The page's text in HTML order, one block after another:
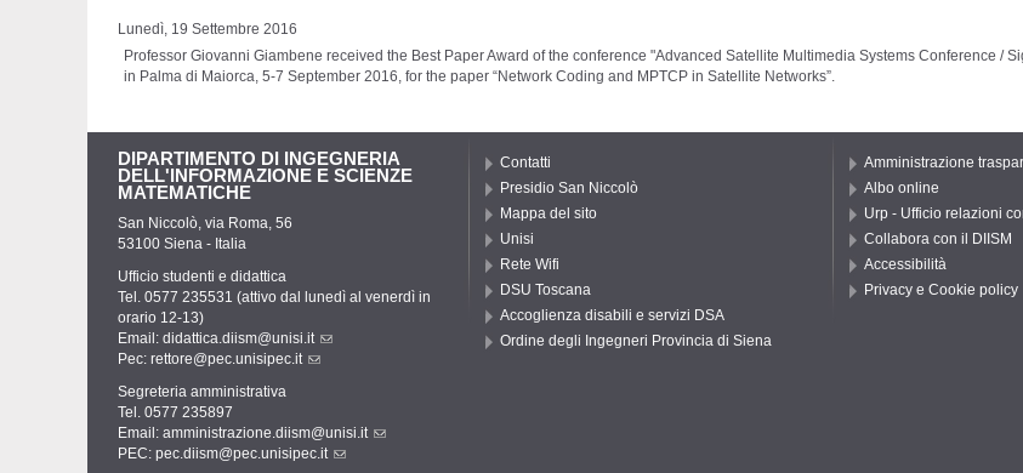
Lunedì, 19 Settembre 2016
Professor Giovanni Giambene received the Best Paper Award of the conference "Advanced Satellite Multimedia Systems Conference /
in Palma di Maiorca, 5-7 September 2016, for the paper “Network Coding and MPTCP in Satellite Networks”.
DIPARTIMENTO DI INGEGNERIA
DELL'INFORMAZIONE E SCIENZE
MATEMATICHE
San Niccolò, via Roma, 56
53100 Siena - Italia
Ufficio studenti e didattica
Tel. 0577 235531 (attivo dal lunedì al venerdì in
orario 12-13)
Email: didattica.diism@unisi.it
Pec: rettore@pec.unisipec.it
Segreteria amministrativa
Tel. 0577 235897
Email: amministrazione.diism@unisi.it
PEC: pec.diism@pec.unisipec.it
Contatti
Presidio San Niccolò
Mappa del sito
Unisi
Rete Wifi
DSU Toscana
Accoglienza disabili e servizi DSA
Ordine degli Ingegneri Provincia di Siena
Amministrazione
Albo online
Urp - Ufficio relazioni
Collabora con il DIISM
Accessibilità
Privacy e Cookie policy